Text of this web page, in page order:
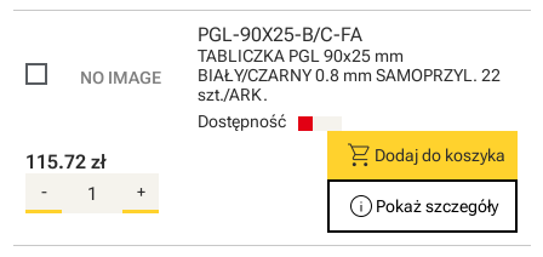
PGL-90X25-B/C-FA
TABLICZKA PGL 90x25 mm
BIAŁY/CZARNY 0.8 mm SAMOPRZYL. 22
szt./ARK.
Dostępność
115.72 zł
- +
shopping_cart Dodaj do koszyka
info Pokaż szczegóły